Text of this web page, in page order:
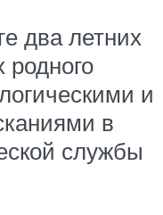
два летних
родного
и
в
службы